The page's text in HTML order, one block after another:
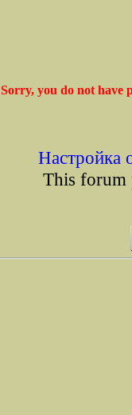
Sorry, you do not have
Настройка
This